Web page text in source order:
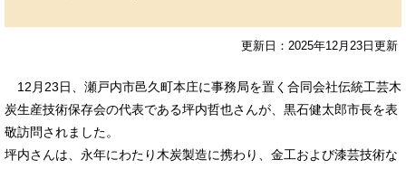
更新日：2025年12月23日更新
12月23日、瀬戸内市邑久町本庄に事務局を置く合同会社伝統工芸木
炭生産技術保存会の代表である坪内哲也さんが、黒石健太郎市長を表
敬訪問されました。
坪内さんは、永年にわたり木炭製造に携わり、金工および漆芸技術な